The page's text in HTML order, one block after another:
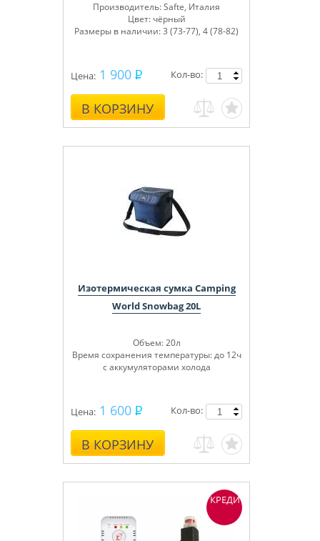
Производитель: Safte, Италия
Цвет:чёрный
Размеры в наличии:3 (73-77), 4 (78-82)
Цена: 1 900
В КОРЗИНУ
Кол-во:
Изотермическая сумка Camping
World Snowbag 20L
Объем: 20л
Время сохранения температуры: до 12ч
с аккумуляторами холода
Цена: 1 600
В КОРЗИНУ
Кол-во:
КРЕДИТ